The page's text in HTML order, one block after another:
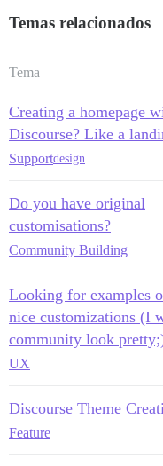
Temas relacionados
Tema
Creating a homepage
Discourse? Like a
Supportdesign
Do you have original
customisations?
Community Building
Looking for examples
nice customizations (I
community look
UX
Discourse Theme
Feature